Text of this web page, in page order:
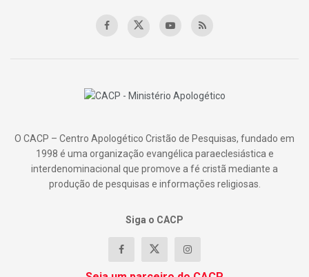
O CACP – Centro Apologético Cristão de Pesquisas, fundado em
1998 é uma organização evangélica paraeclesiástica e
interdenominacional que promove a fé cristã mediante a
produção de pesquisas e informações religiosas.
Siga o CACP